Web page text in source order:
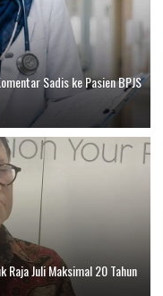
Sadis ke Pasien BPJS
Raja Juli Maksimal 20 Tahun